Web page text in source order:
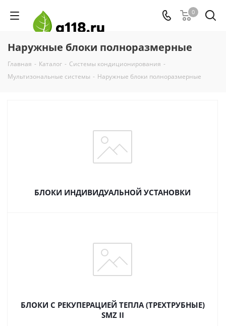
0
Наружные блоки полноразмерные
Главная - Каталог - Системы кондиционирования -
Мультизональные системы - Наружные блоки полноразмерные
БЛОКИ ИНДИВИДУАЛЬНОЙ УСТАНОВКИ
БЛОКИ С РЕКУПЕРАЦИЕЙ ТЕПЛА (ТРЕХТРУБНЫЕ)
SMZ II